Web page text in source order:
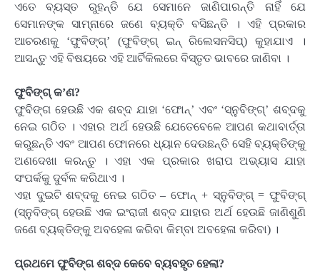
ଏତେ ବ୍ୟସ୍ତ ରୁହନ୍ତି ଯେ ସେମାନେ ଜାଣିପାରନ୍ତି ନାହିଁ ଯେ
ସେମାନଙ୍କ ସାମ୍ନାରେ ଜଣେ ବ୍ୟକ୍ତି ବସିଛନ୍ତି । ଏହି ପ୍ରକାର
ଆଚରଣକୁ ‘ଫୁବିଙ୍ଗ୍‌’ (ଫୁବିଙ୍ଗ୍ ଇନ୍ ରିଲେସନସିପ୍‌) କୁହାଯାଏ ।
ଆସନ୍ତୁ ଏହି ବିଷୟରେ ଏହି ଆର୍ଟିକିଲରେ ବିସ୍ତୃତ ଭାବରେ ଜାଣିବା ।
ଫୁବିଙ୍ଗ୍ କ’ଣ?
ଫୁବିଙ୍ଗ ହେଉଛି ଏକ ଶବ୍ଦ ଯାହା ‘ଫୋନ୍‌’ ଏବଂ ‘ସ୍ନୁବିଙ୍ଗ୍‌’ ଶବ୍ଦକୁ
ନେଇ ଗଠିତ । ଏହାର ଅର୍ଥ ହେଉଛି ଯେତେବେଳେ ଆପଣ କଥାବାର୍ତ୍ତା
କରୁଛନ୍ତି ଏବଂ ଆପଣ ଫୋନରେ ଧ୍ୟାନ ଦେଉଛନ୍ତି ସେହି ବ୍ୟକ୍ତିଙ୍କୁ
ଅଣଦେଖା କରନ୍ତୁ । ଏହା ଏକ ପ୍ରକାର ଖରାପ ଅଭ୍ୟାସ ଯାହା
ସଂପର୍କକୁ ଦୁର୍ବଳ କରିଥାଏ ।
ଏହା ଦୁଇଟି ଶବ୍ଦକୁ ନେଇ ଗଠିତ – ଫୋନ୍ + ସ୍ନୁବିଙ୍ଗ୍ = ଫୁବିଙ୍ଗ୍
(ସ୍ନୁବିଙ୍ଗ୍ ହେଉଛି ଏକ ଇଂରାଜୀ ଶବ୍ଦ ଯାହାର ଅର୍ଥ ହେଉଛି ଜାଣିଶୁଣି
ଜଣେ ବ୍ୟକ୍ତିଙ୍କୁ ଅବହେଳା କରିବା କିମ୍ବା ଅବହେଳା କରିବା) ।
ପ୍ରଥମେ ଫୁବିଙ୍ଗ ଶବ୍ଦ କେବେ ବ୍ୟବହୃତ ହେଲା?